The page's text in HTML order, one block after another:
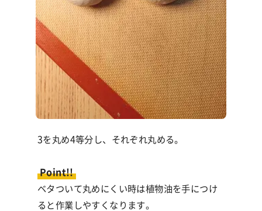
3を丸め4等分し、それぞれ丸める。
Point!!
ベタついて丸めにくい時は植物油を手につけ
ると作業しやすくなります。